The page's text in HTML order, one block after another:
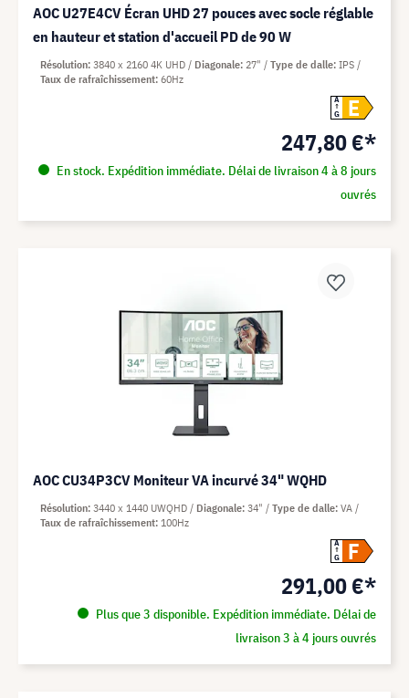
AOC U27E4CV Écran UHD 27 pouces avec socle réglable
en hauteur et station d'accueil PD de 90 W
A
G
E
247,80 €*
En stock. Expédition immédiate. Délai de livraison 4 à 8 jours
ouvrés
Résolution 3840 x 2160 4K UHD Diagonale 27" Type de dalle IPS
Taux de rafraîchissement 60Hz
AOC CU34P3CV Moniteur VA incurvé 34" WQHD
A
G
F
291,00 €*
Plus que 3 disponible. Expédition immédiate. Délai de
livraison 3 à 4 jours ouvrés
Résolution 3440 x 1440 UWQHD Diagonale 34" Type de dalle VA
Taux de rafraîchissement 100Hz